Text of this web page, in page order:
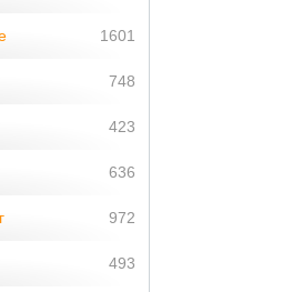
1601
748
423
636
972
493